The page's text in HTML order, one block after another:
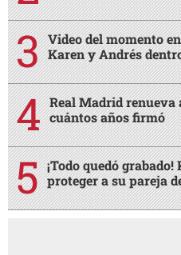
Video del momento
Karen y Andrés
Real Madrid
cuántos años firmó
¡Todo quedó
proteger a su pareja